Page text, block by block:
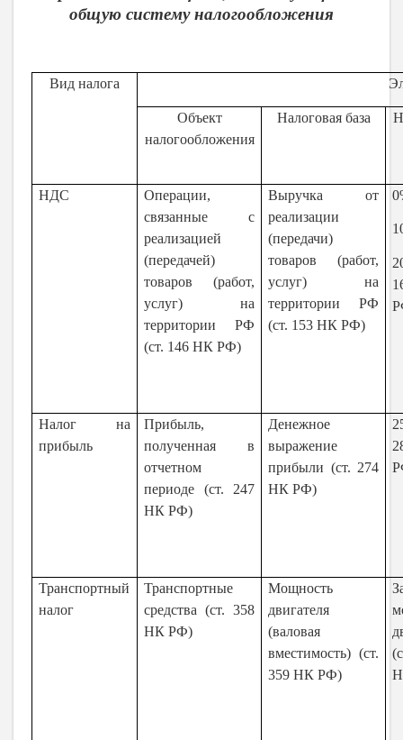
общую систему налогообложения
Вид налога
Объект
налогообложения
Налоговая база
НДС
Операции,
связанные с
реализацией
(передачей)
товаров (работ,
услуг) на
территории РФ
(ст. 146 НК РФ)
Выручка от
реализации
(передачи)
товаров (работ,
услуг) на
территории РФ
(ст. 153 НК РФ)
Налог на
прибыль
Прибыль,
полученная в
отчетном
периоде (ст. 247
НК РФ)
Денежное
выражение
прибыли (ст. 274
НК РФ)
Транспортный
налог
Транспортные
средства (ст. 358
НК РФ)
Мощность
двигателя
(валовая
вместимость) (ст.
359 НК РФ)